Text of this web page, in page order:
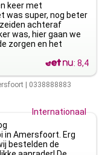
keer met
was super, nog beter
achteraf
was, hier gaan we
zorgen en het
:8,4
0338888883
Internationaal
in Amersfoort. Erg
bestelden de